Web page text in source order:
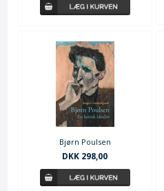
Bjørn Poulsen
DKK 298,00